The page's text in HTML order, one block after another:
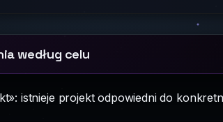
według celu
istnieje projekt odpowiedni do